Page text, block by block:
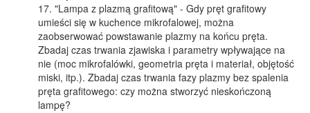
"Lampa z plazmą grafitową" - Gdy pręt grafitowy
umieści się w kuchence mikrofalowej, można
zaobserwować powstawanie plazmy na końcu pręta.
Zbadaj czas trwania zjawiska i parametry wpływające na
nie (moc mikrofalówki, geometria pręta i materiał, objętość
miski, itp.). Zbadaj czas trwania fazy plazmy bez spalenia
pręta grafitowego: czy można stworzyć nieskończoną
lampę?